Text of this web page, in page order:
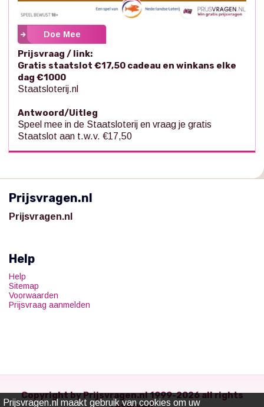
Doe Mee
Prijsvraag / link:
Gratis staatslot €17,50 cadeau en winkans elke
dag €1000
Staatsloterij.nl
Antwoord/Uitleg
Speel mee in de Staatsloterij en vraag je gratis
Staatslot aan t.w.v. €17,50
Prijsvragen.nl
Prijsvragen.nl
Help
Help
Sitemap
Voorwaarden
Prijsvraag aanmelden
Prijsvragen.nl maakt gebruik van cookies om uw
Copyright by Prijsvragen.nl 1999-2026 all rights